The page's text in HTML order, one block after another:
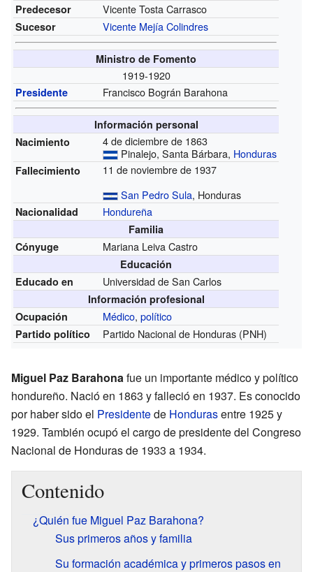
Predecesor Vicente Tosta Carrasco
Sucesor Vicente Mejía Colindres
Ministro de Fomento
1919-1920
Presidente Francisco Bográn Barahona
Información personal
Nacimiento
4 de diciembre de 1863
Pinalejo, Santa Bárbara, Honduras
Fallecimiento
11 de noviembre de 1937
San Pedro Sula, Honduras
Nacionalidad Hondureña
Familia
Cónyuge
Mariana Leiva Castro
Educación
Educado en
Universidad de San Carlos
Información profesional
Ocupación
Médico,político
Partido político Partido Nacional de Honduras (PNH)
Miguel Paz Barahonafue un importante médico y político
hondureño. Nació en 1863 y falleció en 1937. Es conocido
por haber sido el Presidentede Hondurasentre 1925 y
1929. También ocupó el cargo de presidente del Congreso
Nacional de Honduras de 1933 a 1934.
Contenido
¿Quién fue Miguel Paz Barahona?
Sus primeros años y familia
Su formación académica y primeros pasos en